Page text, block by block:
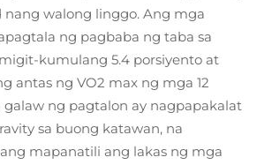
nang walong linggo. Ang mga
ng pagbaba ng taba sa
kumulang 5.4 porsiyento at
antas ng VO2 max ng mga 12
galaw ng pagtalon ay nagpapakalat
sa buong katawan, na
mapanatili ang lakas ng mga